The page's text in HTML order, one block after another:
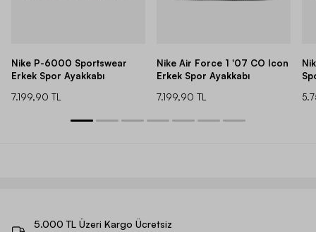
Nike P-6000 Sportswear
Erkek Spor Ayakkabı
7.199,90 TL
Nike Air Force 1 '07 CO Icon
Erkek Spor Ayakkabı
7.199,90 TL
5.000 TL Üzeri Kargo Ücretsiz